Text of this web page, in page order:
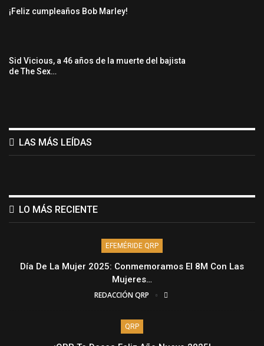
¡Feliz cumpleaños Bob Marley!
Sid Vicious, a 46 años de la muerte del bajista
de The Sex…
LAS MÁS LEÍDAS
LO MÁS RECIENTE
EFEMÉRIDE QRP
Día De La Mujer 2025: Conmemoramos El 8M Con Las
Mujeres…
REDACCIÓN QRP
QRP